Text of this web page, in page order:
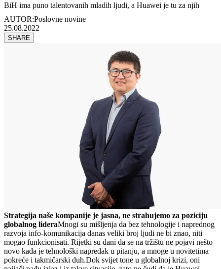
BiH ima puno talentovanih mladih ljudi, a Huawei je tu za njih
AUTOR:Poslovne novine
25.08.2022
SHARE
Strategija naše kompanije je jasna, ne strahujemo za poziciju
globalnog lideraMnogi su mišljenja da bez tehnologije i naprednog
razvoja info-komunikacija danas veliki broj ljudi ne bi znao, niti
mogao funkcionisati. Rijetki su dani da se na tržištu ne pojavi nešto
novo kada je tehnološki napredak u pitanju, a mnoge u novitetima
pokreće i takmičarski duh.Dok svijet tone u globalnoj krizi, oni